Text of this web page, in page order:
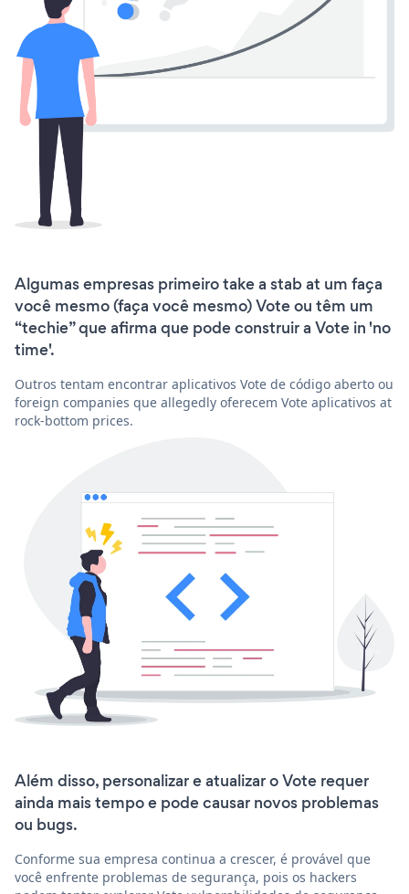
Algumas empresas primeiro take a stab at um faça
você mesmo (faça você mesmo) Vote ou têm um
“techie” que afirma que pode construir a Vote in 'no
time'.
Outros tentam encontrar aplicativos Vote de código aberto ou
foreign companies que allegedly oferecem Vote aplicativos at
rock-bottom prices.
Além disso, personalizar e atualizar o Vote requer
ainda mais tempo e pode causar novos problemas
ou bugs.
Conforme sua empresa continua a crescer, é provável que
você enfrente problemas de segurança, pois os hackers